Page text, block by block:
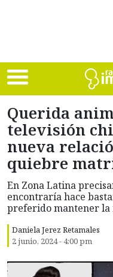
Querida
televisión
nueva
quiebre
En Zona Latina
encontraría hace
preferido mantener la
Daniela Jerez Retamales
2 junio, 2024 - 4:00 pm